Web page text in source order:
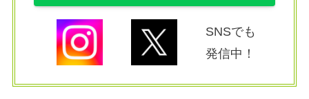
SNSでも
発信中！